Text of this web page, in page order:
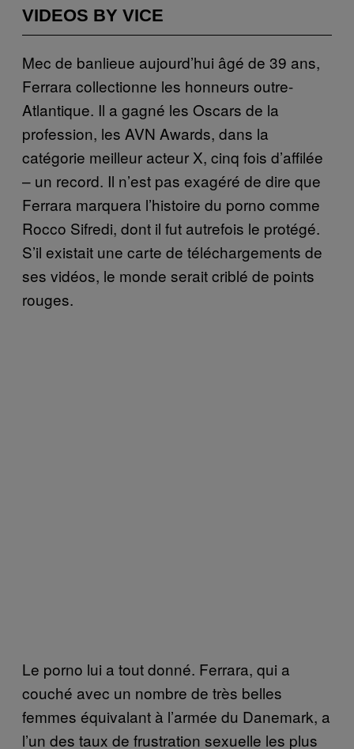
VIDEOS BY VICE
Mec de banlieue aujourd’hui âgé de 39 ans,
Ferrara collectionne les honneurs outre-
Atlantique. Il a gagné les Oscars de la
profession, les AVN Awards, dans la
catégorie meilleur acteur X, cinq fois d’affilée
– un record. Il n’est pas exagéré de dire que
Ferrara marquera l’histoire du porno comme
Rocco Sifredi, dont il fut autrefois le protégé.
S’il existait une carte de téléchargements de
ses vidéos, le monde serait criblé de points
rouges.
Le porno lui a tout donné. Ferrara, qui a
couché avec un nombre de très belles
femmes équivalant à l’armée du Danemark, a
l’un des taux de frustration sexuelle les plus